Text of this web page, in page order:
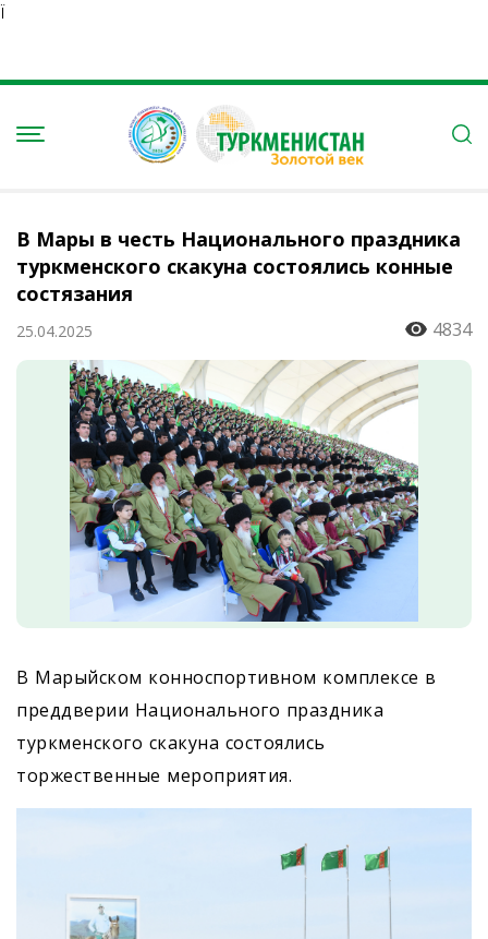
Ï
В Мары в честь Национального праздника
туркменского скакуна состоялись конные
состязания
25.04.2025 4834
В Марыйском конноспортивном комплексе в
преддверии Национального праздника
туркменского скакуна состоялись
торжественные мероприятия.